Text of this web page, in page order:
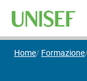
Home Formazione